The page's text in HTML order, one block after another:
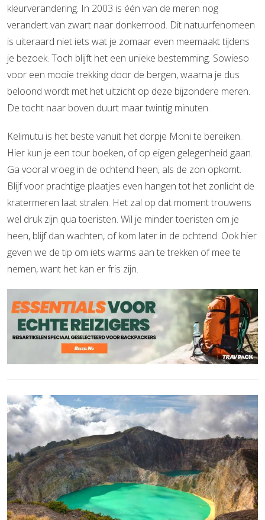
kleurverandering. In 2003 is één van de meren nog
verandert van zwart naar donkerrood. Dit natuurfenomeen
is uiteraard niet iets wat je zomaar even meemaakt tijdens
je bezoek. Toch blijft het een unieke bestemming. Sowieso
voor een mooie trekking door de bergen, waarna je dus
beloond wordt met het uitzicht op deze bijzondere meren.
De tocht naar boven duurt maar twintig minuten.
Kelimutu is het beste vanuit het dorpje Moni te bereiken.
Hier kun je een tour boeken, of op eigen gelegenheid gaan.
Ga vooral vroeg in de ochtend heen, als de zon opkomt.
Blijf voor prachtige plaatjes even hangen tot het zonlicht de
kratermeren laat stralen. Het zal op dat moment trouwens
wel druk zijn qua toeristen. Wil je minder toeristen om je
heen, blijf dan wachten, of kom later in de ochtend. Ook hier
geven we de tip om iets warms aan te trekken of mee te
nemen, want het kan er fris zijn.